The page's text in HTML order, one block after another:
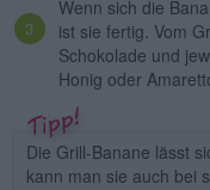
Wenn sich die
ist sie fertig. Vom
Schokolade und
Honig oder
Die Grill-Banane lässt
kann man sie auch bei